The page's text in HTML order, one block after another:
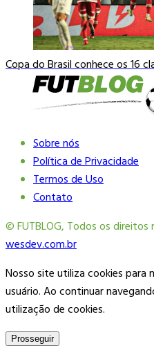
Copa do Brasil conhece os 16
Sobre nós
Política de Privacidade
Termos de Uso
Contato
© FUTBLOG, Todos os direitos
wesdev.com.br
Nosso site utiliza cookies para
usuário. Ao continuar
utilização de cookies.
Prosseguir